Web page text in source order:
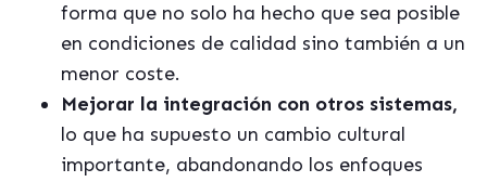
forma que no solo ha hecho que sea posible
en condiciones de calidad sino también a un
menor coste.
Mejorar la integración con otros sistemas,
lo que ha supuesto un cambio cultural
importante, abandonando los enfoques